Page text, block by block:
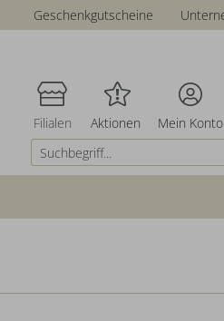
Geschenkgutscheine
Filialen Aktionen Mein Konto